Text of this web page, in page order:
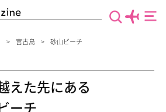
宮古島 砂山ビーチ
えた先にある
ーチ